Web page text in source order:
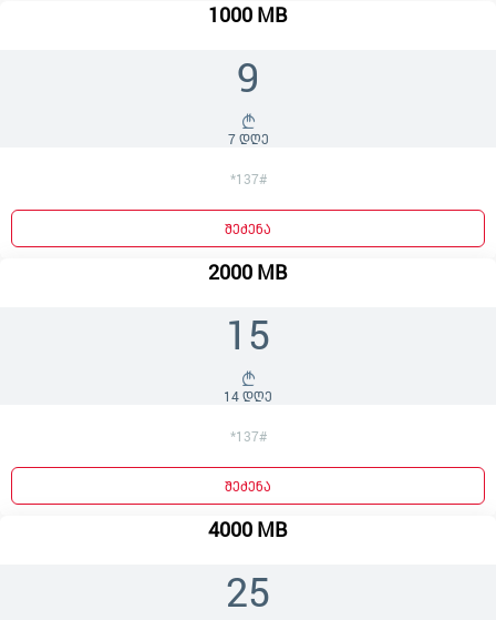
1000 MB
9
7 დღე
*137#
შეძენა
2000 MB
15
14 დღე
*137#
შეძენა
4000 MB
25